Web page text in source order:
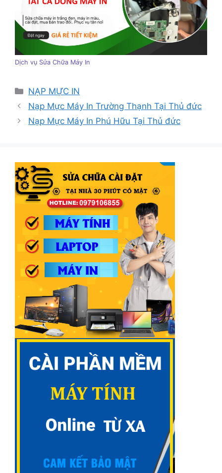
Dịch vụ Sửa Chữa Máy In
Danh
mục
NẠP MỰC IN
Nạp Mực Máy In Trường Thạnh Tại Thủ đức
Nạp Mực Máy In Phú Hữu Tại Thủ đức